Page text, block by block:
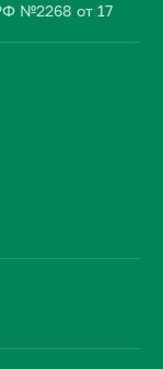
№2268 от 17